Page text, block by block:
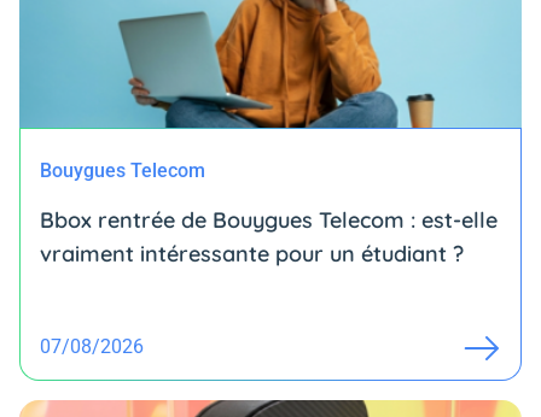
Bouygues Telecom
Bbox rentrée de Bouygues Telecom : est-elle
vraiment intéressante pour un étudiant ?
07/08/2026